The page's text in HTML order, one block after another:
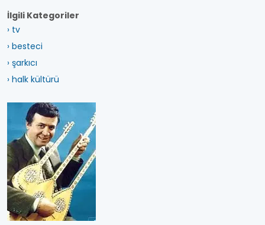
İlgili Kategoriler
› tv
› besteci
› şarkıcı
› halk kültürü